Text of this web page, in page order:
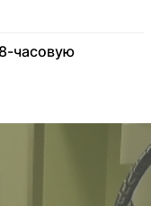
часовую